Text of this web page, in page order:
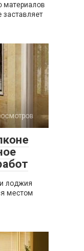
материалов
лоджия
местом